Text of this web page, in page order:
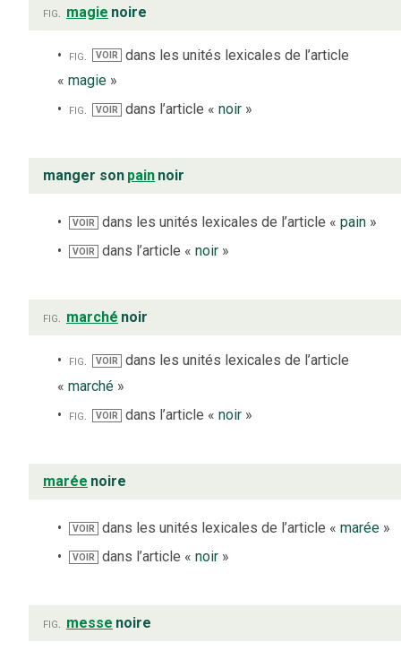
fig. magie noire
fig. VOIR
dans les unités lexicales de l’article
« magie »
fig.
VOIR dans l’article « noir»
manger son pain noir
VOIR dans les unités lexicales de l’article «pain »
VOIR dans l’article «noir »
fig. marché noir
fig. VOIR
dans les unités lexicales de l’article
« marché »
fig.
VOIR dans l’article « noir»
marée noire
VOIR dans les unités lexicales de l’article «marée »
VOIR dans l’article «noir »
fig. messe noire